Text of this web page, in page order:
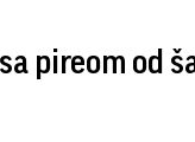
pireom od